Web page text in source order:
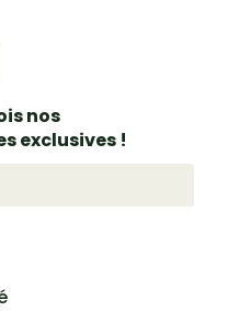
nos
exclusives !